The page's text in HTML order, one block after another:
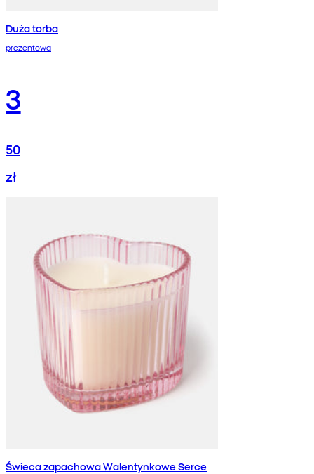
Duża torba
prezentowa
3
50
zł
Świeca zapachowa Walentynkowe Serce